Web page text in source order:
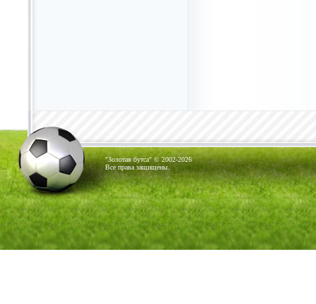
"Золотая бутса" © 2002-2026
Все права защищены.